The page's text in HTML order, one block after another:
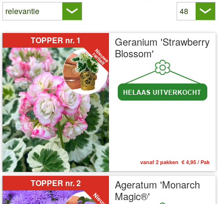
TOPPER nr. 1
Geranium 'Strawberry
Blossom'
vanaf 2 pakken € 4,95 / Pak
TOPPER nr. 2
Ageratum 'Monarch
Magic®'